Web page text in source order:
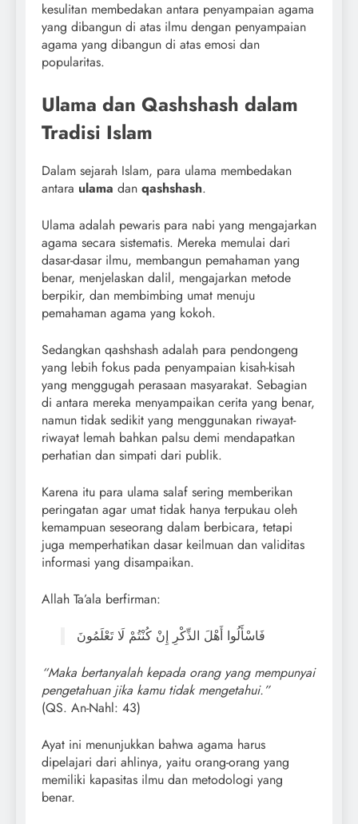
kesulitan membedakan antara penyampaian agama
yang dibangun di atas ilmu dengan penyampaian
agama yang dibangun di atas emosi dan
popularitas.
Ulama dan Qashshash dalam
Tradisi Islam
Dalam sejarah Islam, para ulama membedakan
antara ulama dan qashshash.
Ulama adalah pewaris para nabi yang mengajarkan
agama secara sistematis. Mereka memulai dari
dasar-dasar ilmu, membangun pemahaman yang
benar, menjelaskan dalil, mengajarkan metode
berpikir, dan membimbing umat menuju
pemahaman agama yang kokoh.
Sedangkan qashshash adalah para pendongeng
yang lebih fokus pada penyampaian kisah-kisah
yang menggugah perasaan masyarakat. Sebagian
di antara mereka menyampaikan cerita yang benar,
namun tidak sedikit yang menggunakan riwayat-
riwayat lemah bahkan palsu demi mendapatkan
perhatian dan simpati dari publik.
Karena itu para ulama salaf sering memberikan
peringatan agar umat tidak hanya terpukau oleh
kemampuan seseorang dalam berbicara, tetapi
juga memperhatikan dasar keilmuan dan validitas
informasi yang disampaikan.
Allah Ta’ala berfirman:
فَاسْأَلُوا أَهْلَ الذِّكْرِ إِنْ كُنْتُمْ لَا تَعْلَمُونَ
“Maka bertanyalah kepada orang yang mempunyai
pengetahuan jika kamu tidak mengetahui.”
(QS. An-Nahl: 43)
Ayat ini menunjukkan bahwa agama harus
dipelajari dari ahlinya, yaitu orang-orang yang
memiliki kapasitas ilmu dan metodologi yang
benar.